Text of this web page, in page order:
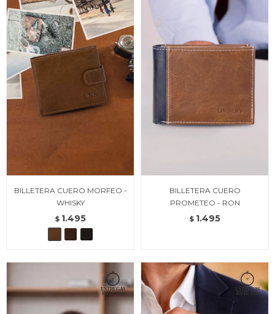
BILLETERA CUERO MORFEO -
WHISKY
$ 1.495
BILLETERA CUERO
PROMETEO - RON
$ 1.495